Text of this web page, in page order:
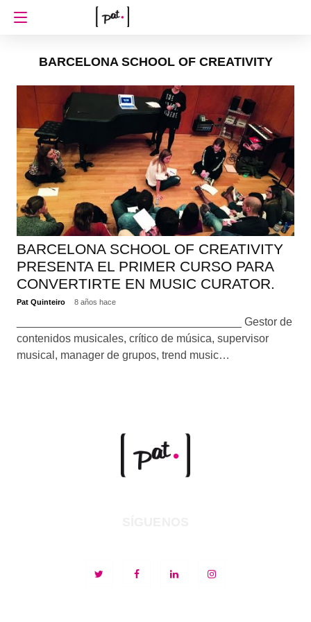
BARCELONA SCHOOL OF CREATIVITY
BARCELONA SCHOOL OF CREATIVITY
PRESENTA EL PRIMER CURSO PARA
CONVERTIRTE EN MUSIC CURATOR.
Pat Quinteiro 8 años hace
____________________________________ Gestor de
contenidos musicales, crítico de música, supervisor
musical, manager de grupos, trend music…